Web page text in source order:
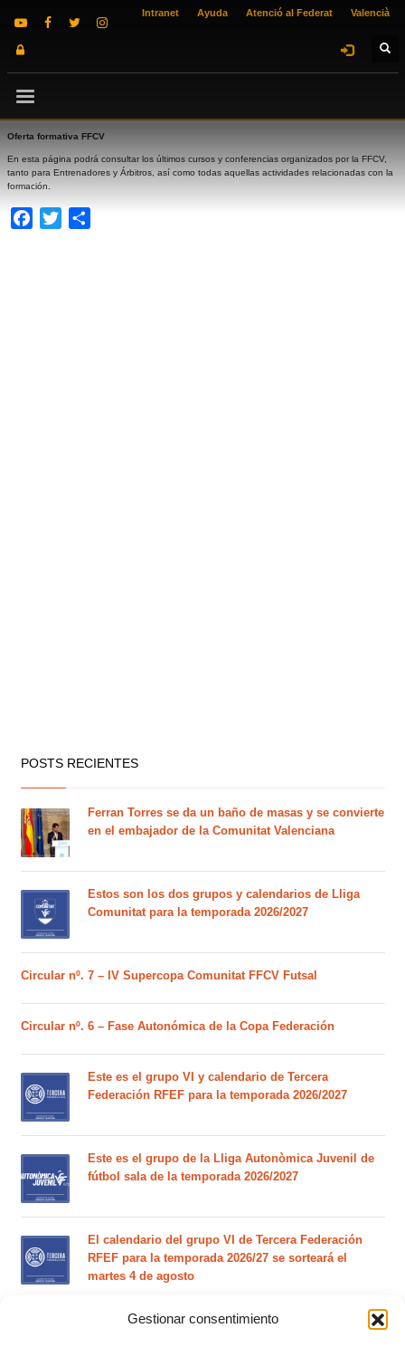
Gestionar consentimiento
Intranet Ayuda Atenció al Federat Valencià
Oferta formativa FFCV
En esta página podrá consultar los últimos cursos y conferencias organizados por la FFCV,
tanto para Entrenadores y Árbitros, así como todas aquellas actividades relacionadas con la
formación.
Facebook
Twitter
POSTS RECIENTES
Ferran Torres se da un baño de masas y se convierte
en el embajador de la Comunitat Valenciana
Estos son los dos grupos y calendarios de Lliga
Comunitat para la temporada 2026/2027
Circular nº. 7 – IV Supercopa Comunitat FFCV Futsal
Circular nº. 6 – Fase Autonómica de la Copa Federación
Este es el grupo VI y calendario de Tercera
Federación RFEF para la temporada 2026/2027
Este es el grupo de la Lliga Autonòmica Juvenil de
fútbol sala de la temporada 2026/2027
El calendario del grupo VI de Tercera Federación
RFEF para la temporada 2026/27 se sorteará el
martes 4 de agosto
Nuevo curso de Entrenador de fútbol Licencia UEFA